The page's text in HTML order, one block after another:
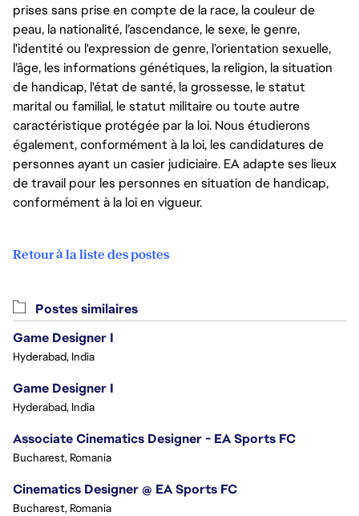
prises sans prise en compte de la race, la couleur de
peau, la nationalité, l’ascendance, le sexe, le genre,
l'identité ou l'expression de genre, l’orientation sexuelle,
l’âge, les informations génétiques, la religion, la situation
de handicap, l'état de santé, la grossesse, le statut
marital ou familial, le statut militaire ou toute autre
caractéristique protégée par la loi. Nous étudierons
également, conformément à la loi, les candidatures de
personnes ayant un casier judiciaire. EA adapte ses lieux
de travail pour les personnes en situation de handicap,
conformément à la loi en vigueur.
Retour à la liste des postes
Postes similaires
Game Designer I
Hyderabad, India
Game Designer I
Hyderabad, India
Associate Cinematics Designer - EA Sports FC
Bucharest, Romania
Cinematics Designer @ EA Sports FC
Bucharest, Romania